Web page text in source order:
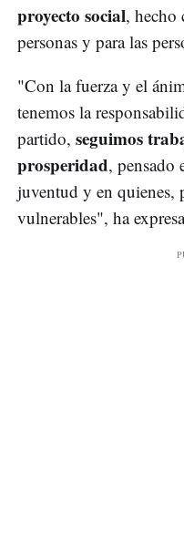
proyecto social, hecho
personas y para las
"Con la fuerza y el
tenemos la
partido, seguimos
prosperidad, pensado
juventud y en quienes,
vulnerables", ha